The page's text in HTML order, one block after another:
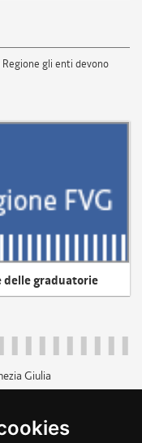
gli enti devono
delle graduatorie
Giulia